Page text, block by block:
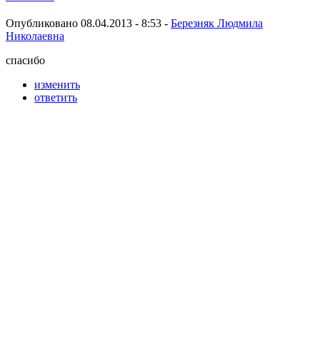
Опубликовано 08.04.2013 - 8:53 - Березняк Людмила
Николаевна
спасибо
изменить
ответить